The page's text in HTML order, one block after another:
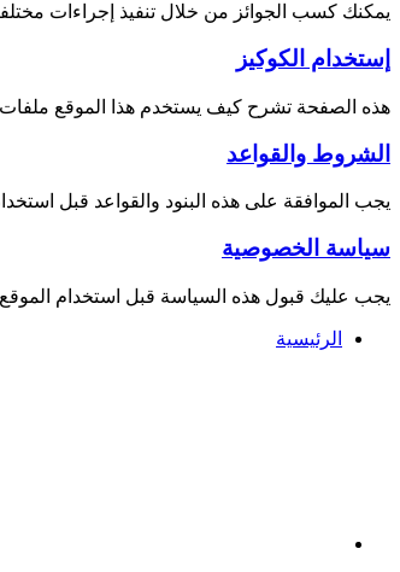
يمكنك كسب الجوائز من خلال تنفيذ إجراءات
إستخدام الكوكيز
هذه الصفحة تشرح كيف يستخدم هذا الموقع ملفات
الشروط والقواعد
يجب الموافقة على هذه البنود والقواعد قبل
سياسة الخصوصية
يجب عليك قبول هذه السياسة قبل استخدام
الرئيسية